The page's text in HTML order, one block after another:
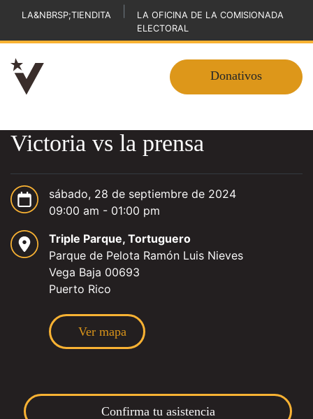
LA&NBRSP;TIENDITA
LA OFICINA DE LA COMISIONADA
ELECTORAL
Donativos
Victoria vs la prensa
sábado, 28 de septiembre de 2024
09:00 am - 01:00 pm
Triple Parque, Tortuguero
Parque de Pelota Ramón Luis Nieves
Vega Baja 00693
Puerto Rico
Ver mapa
Confirma tu asistencia